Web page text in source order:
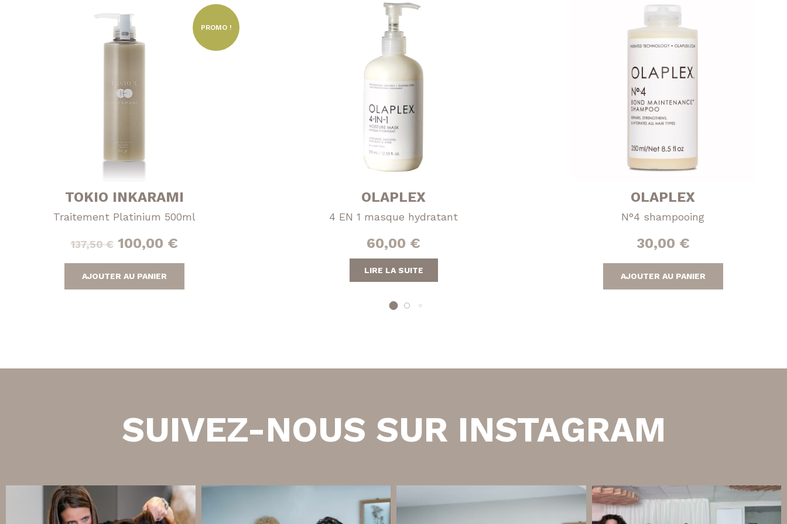
PROMO !
TOKIO INKARAMI
Traitement Platinium 500ml
137,50€ Le
prix
100,00 €Le
prix
AJOUTER AU PANIER
OLAPLEX
4 EN 1 masque hydratant
60,00 €
LIRE LA SUITE
OLAPLEX
N°4 shampooing
30,00 €
AJOUTER AU PANIER
SUIVEZ-NOUS SUR INSTAGRAM